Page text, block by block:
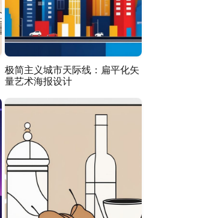
极简主义城市天际线：扁平化矢
量艺术海报设计